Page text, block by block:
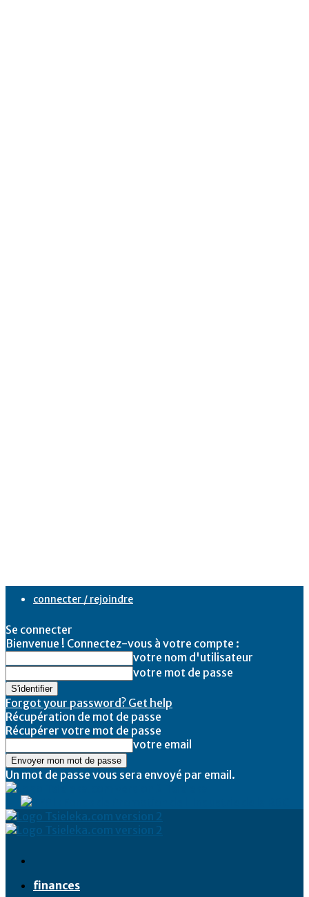
connecter / rejoindre
Se connecter
Bienvenue ! Connectez-vous à votre compte :
votre nom d'utilisateur
votre mot de passe
Forgot your password? Get help
Récupération de mot de passe
Récupérer votre mot de passe
votre email
Un mot de passe vous sera envoyé par email.
finances